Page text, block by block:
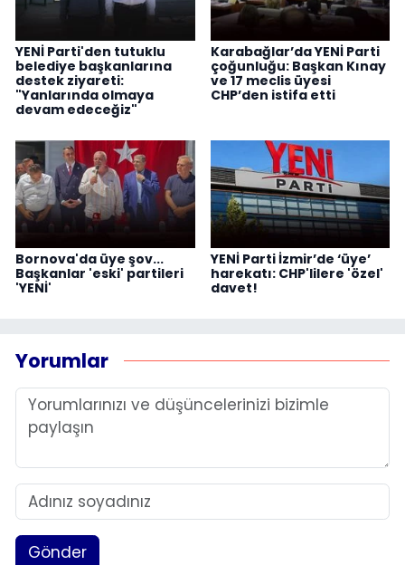
YENİ Parti'den tutuklu
belediye başkanlarına
destek ziyareti:
"Yanlarında olmaya
devam edeceğiz"
Karabağlar’da YENİ Parti
çoğunluğu: Başkan Kınay
ve 17 meclis üyesi
CHP’den istifa etti
Bornova'da üye şov...
Başkanlar 'eski' partileri
'YENİ'
YENİ Parti İzmir’de ‘üye’
harekatı: CHP'lilere 'özel'
davet!
Yorumlar
Gönder